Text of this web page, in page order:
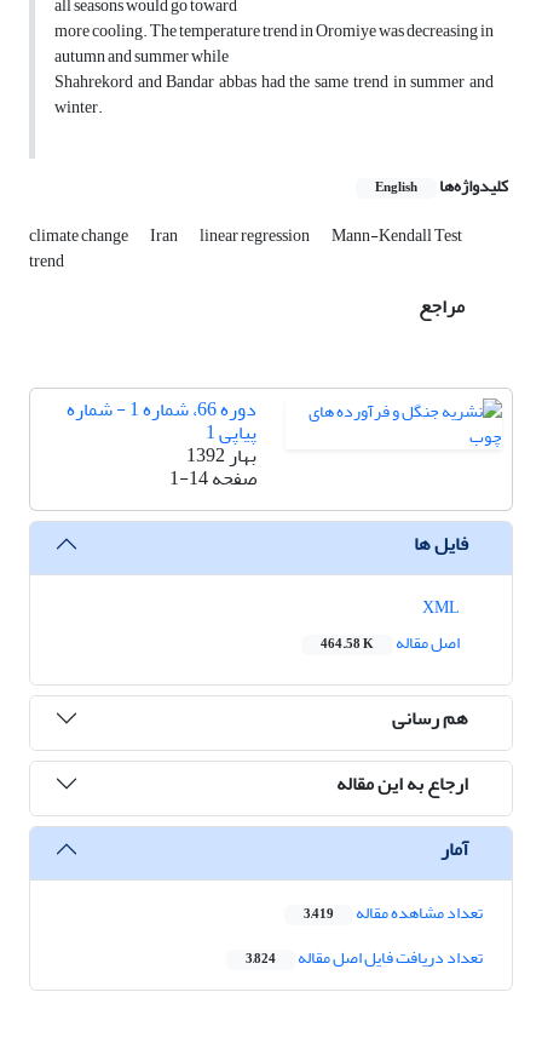
more cooling. The temperature trend in Oromiye was decreasing in
autumn and summer while
Shahrekord and Bandar abbas had the same trend in summer and
winter.
کلیدواژه‌ها English
climate change Iran linear regression Mann-Kendall Test
trend
مراجع
دوره 66، شماره 1 - شماره
پیاپی 1
بهار 1392
صفحه1-14
فایل ها
اصل مقاله
464.58 K
هم رسانی
ارجاع به این مقاله
آمار
تعداد مشاهده مقاله 3,419
تعداد دریافت فایل اصل مقاله 3,824